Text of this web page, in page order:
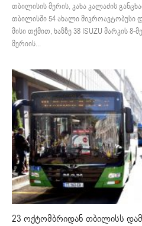
თბილისის მერის, კახა კალაძის
თბილისში 54 ახალი მიკროავტობუსი
მისი თქმით, ხაზზე 38 ISUZU მარკის
მერიის...
23 ოქტომბრიდან თბილისს